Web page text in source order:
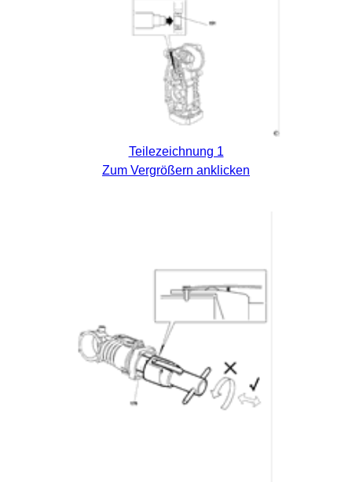
Teilezeichnung 1
Zum Vergrößern anklicken